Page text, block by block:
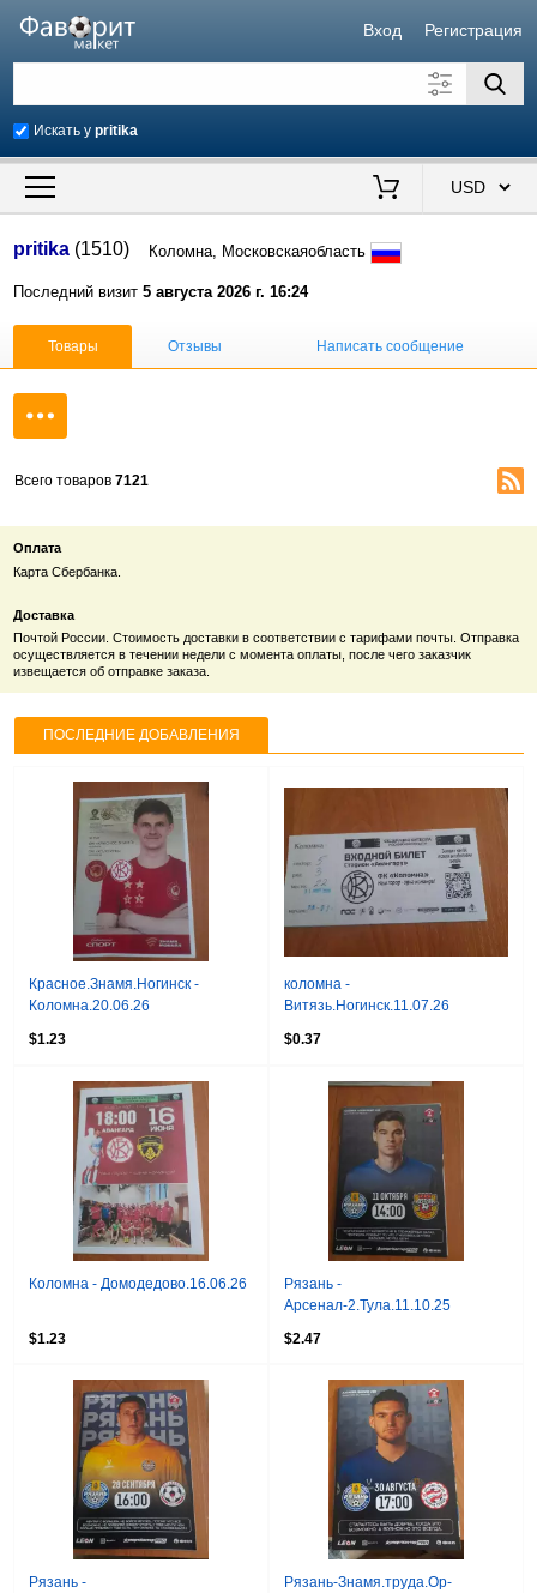
Вход Регистрация
Искать уpritika
Искать также в описании
Продавец
pritika (1510) Коломна, Московскаяобласть
Последний визит5 августа 2026 г. 16:24
Товары Отзывы Написать сообщение
Всего товаров 7121
Оплата
Карта Сбербанка.
Доставка
Почтой России. Стоимость доставки в соответствии с тарифами почты. Отправка
осуществляется в течении недели с момента оплаты, после чего заказчик
извещается об отправке заказа.
ПОСЛЕДНИЕ ДОБАВЛЕНИЯ
Красное.Знамя.Ногинск -
Коломна.20.06.26
$1.23
коломна -
Витязь.Ногинск.11.07.26
$0.37
Коломна - Домодедово.16.06.26
$1.23
Рязань -
Арсенал-2.Тула.11.10.25
$2.47
Рязань -
Рязань-Знамя.труда.Ор-